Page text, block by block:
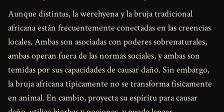
Aunque distintas, la werehyena y la bruja tradicional
africana están frecuentemente conectadas en las creencias
locales. Ambas son asociadas con poderes sobrenaturales,
ambas operan fuera de las normas sociales, y ambas son
temidas por sus capacidades de causar daño. Sin embargo,
la bruja africana típicamente no se transforma físicamente
en animal. En cambio, proyecta su espíritu para causar